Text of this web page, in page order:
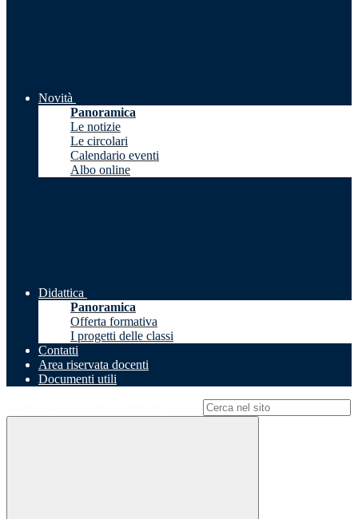
Novità
Panoramica
Le notizie
Le circolari
Calendario eventi
Albo online
Didattica
Panoramica
Offerta formativa
I progetti delle classi
Contatti
Area riservata docenti
Documenti utili